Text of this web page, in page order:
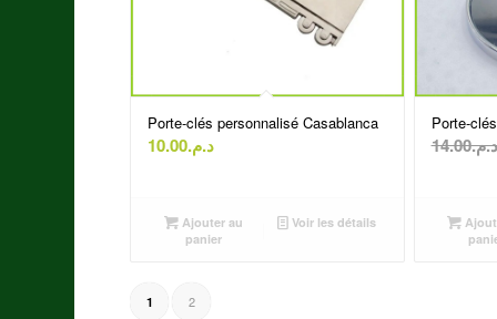
Porte-clés personnalisé Casablanca
د.م.10.00
Ajouter au
panier
Voir les détails
Porte-
د.م.14.00
1 2